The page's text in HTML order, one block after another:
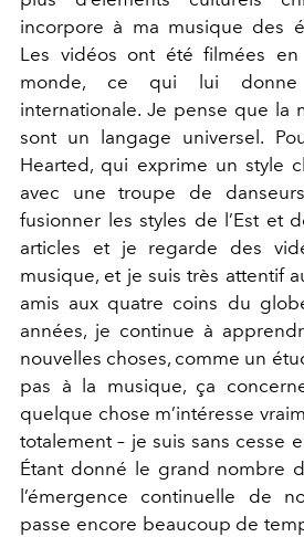
incorpore à ma musique des
Les vidéos ont été filmées
monde, ce qui lui donne
internationale. Je pense que la
sont un langage universel.
Hearted, qui exprime un style
avec une troupe de
fusionner les styles de l’Est et
articles et je regarde des
musique, et je suis très attentif
amis aux quatre coins du
années, je continue à
nouvelles choses, comme un
pas à la musique, ça
quelque chose m’intéresse
totalement – je suis sans cesse
Étant donné le grand nombre
l’émergence continuelle de
passe encore beaucoup de